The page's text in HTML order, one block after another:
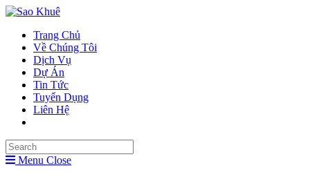
Skip
contentTrang Chủ
Về Chúng Tôi
Dịch Vụ
Dự Án
Tin Tức
Tuyển Dụng
Liên Hệ
Search
thisMenu Close